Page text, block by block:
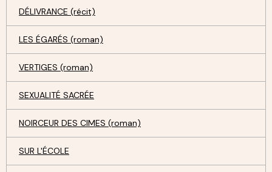
DÉLIVRANCE (récit)
LES ÉGARÉS (roman)
VERTIGES (roman)
SEXUALITÉ SACRÉE
NOIRCEUR DES CIMES (roman)
SUR L'ÉCOLE